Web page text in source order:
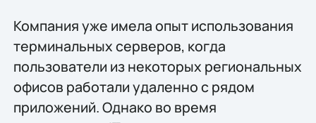
Компания уже имела опыт использования
терминальных серверов, когда
пользователи из некоторых региональных
офисов работали удаленно с рядом
приложений. Однако во время